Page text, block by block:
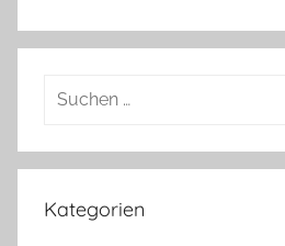
Suchen
Kategorien